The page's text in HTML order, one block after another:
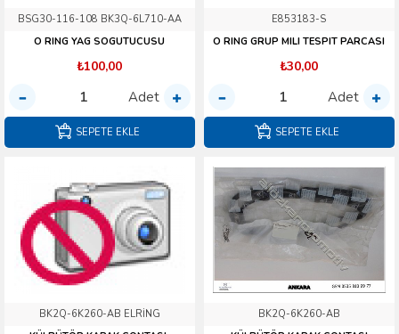
BSG30-116-108 BK3Q-6L710-AA
O RING YAG SOGUTUCUSU
₺100,00
Adet
SEPETE EKLE
E853183-S
O RING GRUP MILI TESPIT PARCASI
₺30,00
Adet
SEPETE EKLE
BK2Q-6K260-AB ELRİNG
BK2Q-6K260-AB